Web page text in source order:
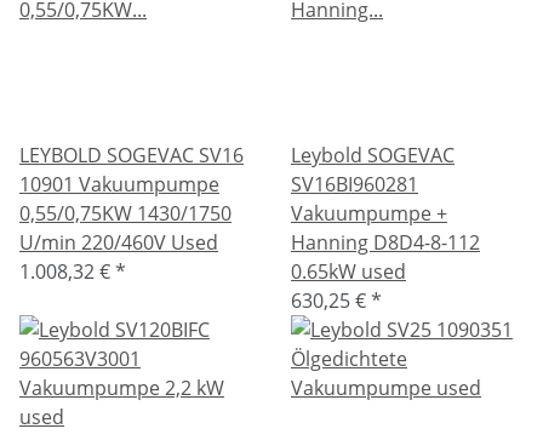
LEYBOLD SOGEVAC SV16
10901 Vakuumpumpe
0,55/0,75KW 1430/1750
U/min 220/460V Used
1.008,32 €*
Leybold SOGEVAC
SV16BI960281
Vakuumpumpe +
Hanning D8D4-8-112
0.65kW used
630,25 €*